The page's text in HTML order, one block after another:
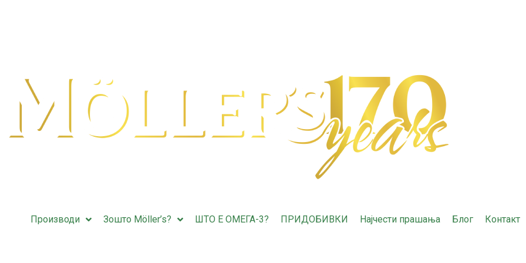
Производи Зошто Möller’s? ШТО Е ОМЕГА-3? ПРИДОБИВКИ Најчести прашања Блог Контакт